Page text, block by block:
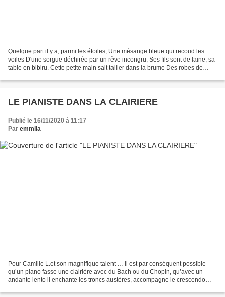
Quelque part il y a, parmi les étoiles, Une mésange bleue qui recoud les
voiles D'une sorgue déchirée par un rêve incongru, Ses fils sont de laine, sa
table en bibiru. Cette petite main sait tailler dans la brume Des robes de
LE PIANISTE DANS LA CLAIRIERE
Publié le 16/11/2020 à 11:17
Par emmila
Pour Camille L.et son magnifique talent … Il est par conséquent possible
qu’un piano fasse une clairière avec du Bach ou du Chopin, qu’avec un
andante lento il enchante les troncs austères, accompagne le crescendo